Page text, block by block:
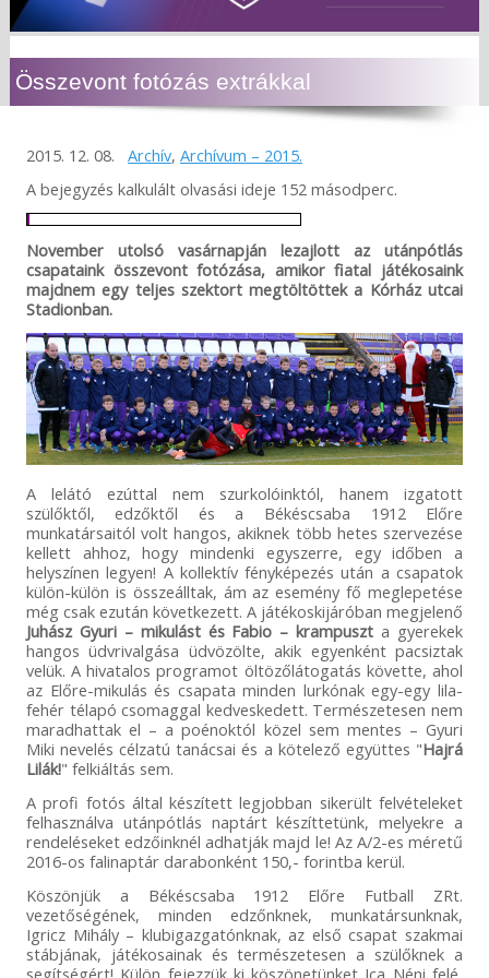
Összevont fotózás extrákkal
2015. 12. 08. Archív, Archívum – 2015.
A bejegyzés kalkulált olvasási ideje 152 másodperc.
November utolsó vasárnapján lezajlott az utánpótlás
csapataink összevont fotózása, amikor fiatal játékosaink
majdnem egy teljes szektort megtöltöttek a Kórház utcai
Stadionban.
A lelátó ezúttal nem szurkolóinktól, hanem izgatott
szülőktől, edzőktől és a Békéscsaba 1912 Előre
munkatársaitól volt hangos, akiknek több hetes szervezése
kellett ahhoz, hogy mindenki egyszerre, egy időben a
helyszínen legyen! A kollektív fényképezés után a csapatok
külön-külön is összeálltak, ám az esemény fő meglepetése
még csak ezután következett. A játékoskijáróban megjelenő
Juhász Gyuri – mikulást és Fabio – krampuszt a gyerekek
hangos üdvrivalgása üdvözölte, akik egyenként pacsiztak
velük. A hivatalos programot öltözőlátogatás követte, ahol
az Előre-mikulás és csapata minden lurkónak egy-egy lila-
fehér télapó csomaggal kedveskedett. Természetesen nem
maradhattak el – a poénoktól közel sem mentes – Gyuri
Miki nevelés célzatú tanácsai és a kötelező együttes "Hajrá
Lilák!" felkiáltás sem.
A profi fotós által készített legjobban sikerült felvételeket
felhasználva utánpótlás naptárt készíttetünk, melyekre a
rendeléseket edzőinknél adhatják majd le! Az A/2-es méretű
2016-os falinaptár darabonként 150,- forintba kerül.
Köszönjük a Békéscsaba 1912 Előre Futball ZRt.
vezetőségének, minden edzőnknek, munkatársunknak,
Igricz Mihály – klubigazgatónknak, az első csapat szakmai
stábjának, játékosainak és természetesen a szülőknek a